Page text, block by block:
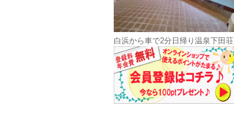
白浜から車で2分日帰り温泉下田荘